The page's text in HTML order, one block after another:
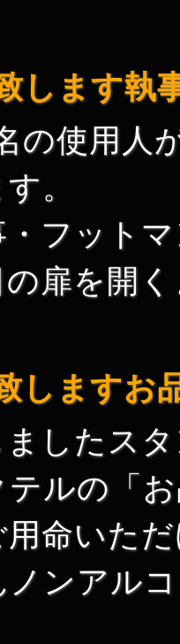
します執
の使用人
。
・フット
の扉を開
しますお
ましたス
テルの「
命いた
ノンアル